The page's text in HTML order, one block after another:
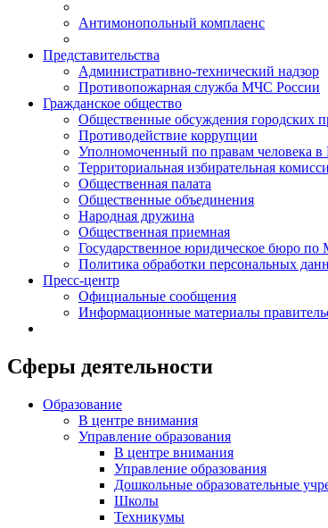
Антимонопольный комплаенс
Представительства
Административно-технический надзор
Противопожарная служба МЧС России
Гражданское общество
Общественные обсуждения городских
Противодействие коррупции
Уполномоченный по правам человека
Территориальная избирательная
Общественная палата
Общественные объединения
Народная дружина
Общественная приемная
Государственное юридическое бюро по
Политика обработки персональных
Пресс-центр
Официальные сообщения
Информационные материалы
Сферы деятельности
Образование
В центре внимания
Управление образования
В центре внимания
Управление образования
Дошкольные образовательные
Школы
Техникумы